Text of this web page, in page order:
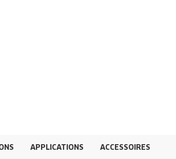
APPLICATIONS ACCESSOIRES